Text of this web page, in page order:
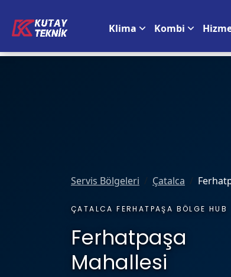
Klima Kombi
Servis Bölgeleri Çatalca
ÇATALCA FERHATPAŞA BÖLGE HUB
Ferhatpaşa
Mahallesi